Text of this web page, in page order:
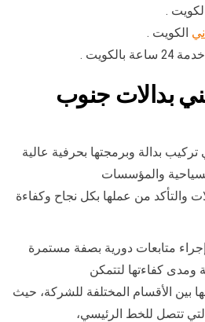
.
الكويت .
بالكويت .
بدالات جنوب
بدالة وبرمجتها بحرفية عالية
والمؤسسات
والتأكد من عملها بكل نجاح وكفاءة
متابعات دورية بصفة مستمرة
ومدى كفاءتها لتتمكن
بين الأقسام المختلفة للشركة، حيث
تتصل للخط الرئيسي،